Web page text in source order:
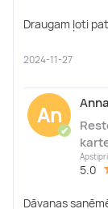
Draugam ļoti
2024-11-27
An
✔
Anna
5.0
Dāvanas